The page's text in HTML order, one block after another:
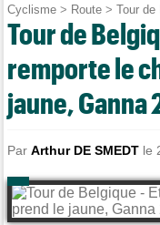
Cyclisme > Route >Tour de
Tour de
remporte le
jaune, Ganna
ParArthur DE SMEDT le